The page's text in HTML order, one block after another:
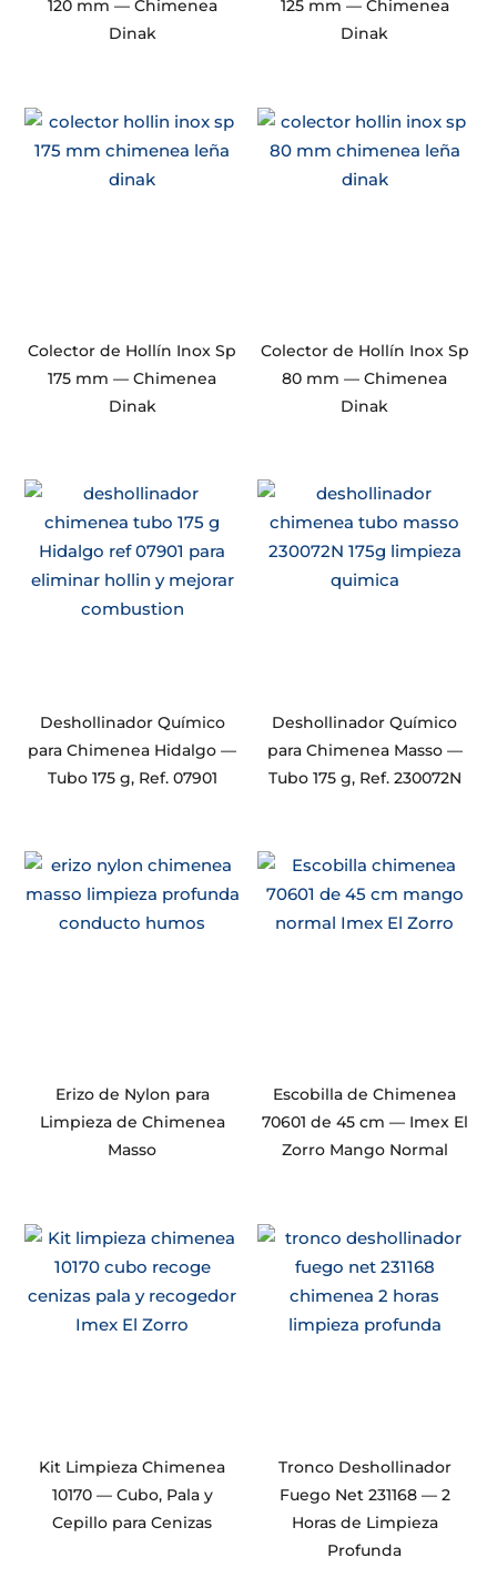
120 mm — Chimenea
Dinak
125 mm — Chimenea
Dinak
Colector de Hollín Inox Sp
175 mm — Chimenea
Dinak
Colector de Hollín Inox Sp
80 mm — Chimenea
Dinak
Deshollinador Químico
para Chimenea Hidalgo —
Tubo 175 g, Ref. 07901
Deshollinador Químico
para Chimenea Masso —
Tubo 175 g, Ref. 230072N
Erizo de Nylon para
Limpieza de Chimenea
Masso
Escobilla de Chimenea
70601 de 45 cm — Imex El
Zorro Mango Normal
Kit Limpieza Chimenea
10170 — Cubo, Pala y
Cepillo para Cenizas
Tronco Deshollinador
Fuego Net 231168 — 2
Horas de Limpieza
Profunda